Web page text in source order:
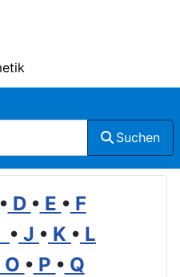
Suchen
• D • E • F
• J • K • L
O • P • Q